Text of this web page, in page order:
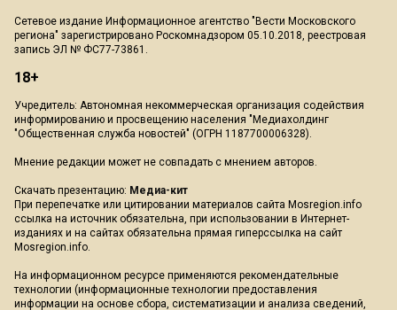
Сетевое издание Информационное агентство "Вести Московского
региона" зарегистрировано Роскомнадзором 05.10.2018, реестровая
запись ЭЛ № ФС77-73861.
18+
Учредитель: Автономная некоммерческая организация содействия
информированию и просвещению населения "Медиахолдинг
"Общественная служба новостей" (ОГРН 1187700006328).
Мнение редакции может не совпадать с мнением авторов.
Скачать презентацию: Медиа-кит
При перепечатке или цитировании материалов сайта Mosregion.info
ссылка на источник обязательна, при использовании в Интернет-
изданиях и на сайтах обязательна прямая гиперссылка на сайт
Mosregion.info.
На информационном ресурсе применяются рекомендательные
технологии (информационные технологии предоставления
информации на основе сбора, систематизации и анализа сведений,